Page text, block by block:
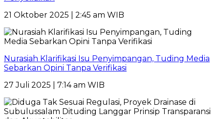
21 Oktober 2025 | 2:45 am WIB
Nurasiah Klarifikasi Isu Penyimpangan, Tuding Media
Sebarkan Opini Tanpa Verifikasi
27 Juli 2025 | 7:14 am WIB